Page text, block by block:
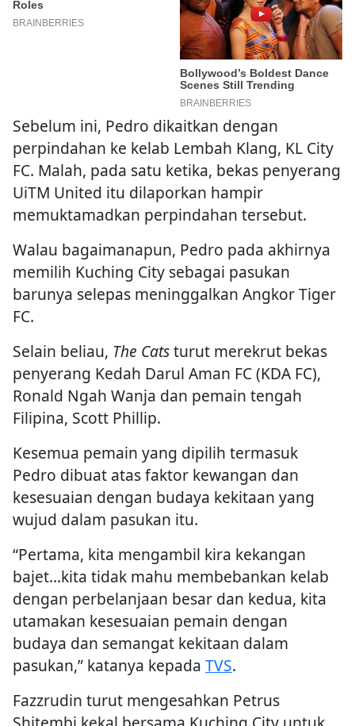
Sebelum ini, Pedro dikaitkan dengan
perpindahan ke kelab Lembah Klang, KL City
FC. Malah, pada satu ketika, bekas penyerang
UiTM United itu dilaporkan hampir
memuktamadkan perpindahan tersebut.
Walau bagaimanapun, Pedro pada akhirnya
memilih Kuching City sebagai pasukan
barunya selepas meninggalkan Angkor Tiger
FC.
Selain beliau, The Catsturut merekrut bekas
penyerang Kedah Darul Aman FC (KDA FC),
Ronald Ngah Wanja dan pemain tengah
Filipina, Scott Phillip.
Kesemua pemain yang dipilih termasuk
Pedro dibuat atas faktor kewangan dan
kesesuaian dengan budaya kekitaan yang
wujud dalam pasukan itu.
“Pertama, kita mengambil kira kekangan
bajet…kita tidak mahu membebankan kelab
dengan perbelanjaan besar dan kedua, kita
utamakan kesesuaian pemain dengan
budaya dan semangat kekitaan dalam
pasukan,” katanya kepada TVS.
Fazzrudin turut mengesahkan Petrus